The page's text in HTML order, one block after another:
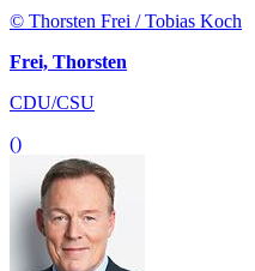
© Thorsten Frei / Tobias Koch
Frei, Thorsten
CDU/CSU
()